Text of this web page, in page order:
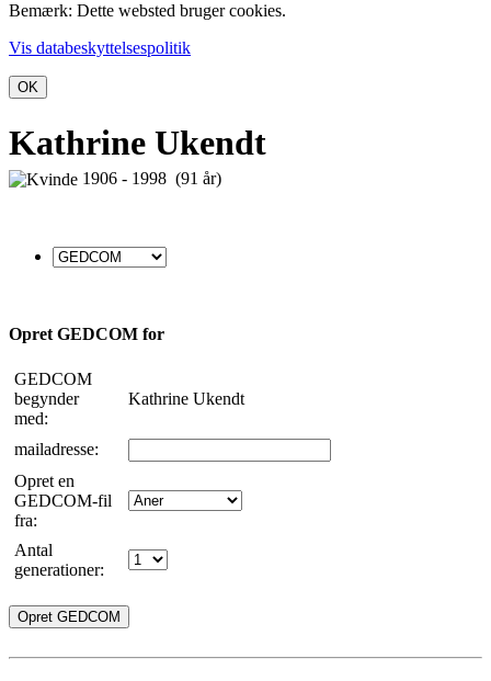
Bemærk: Dette websted bruger cookies.
Vis databeskyttelsespolitik
OK
Kathrine Ukendt
1906 - 1998 (91 år)
Opret GEDCOM for
GEDCOM
begynder
med:
Kathrine Ukendt
mailadresse:
Opret en
GEDCOM-fil
fra:
Antal
generationer: